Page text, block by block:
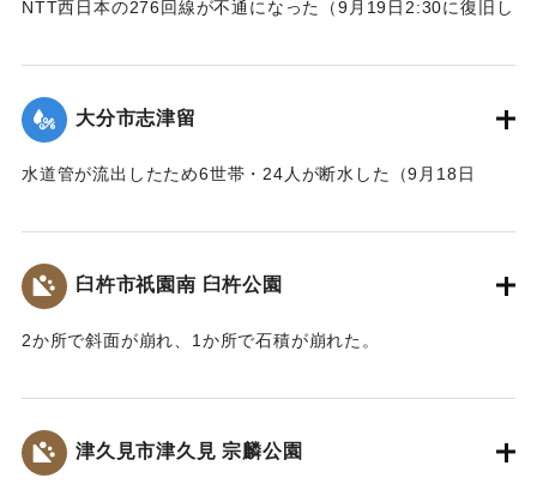
NTT西日本の276回線が不通になった（9月19日2:30に復旧し
大分市志津留
水道管が流出したため6世帯・24人が断水した（9月18日
臼杵市祇園南 臼杵公園
2か所で斜面が崩れ、1か所で石積が崩れた。
｜固有コード:01204080
津久見市津久見 宗麟公園